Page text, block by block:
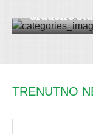
“Gradsko
TRENUTNO